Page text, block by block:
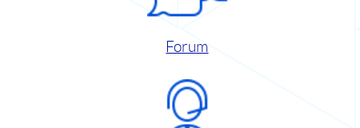
Forum